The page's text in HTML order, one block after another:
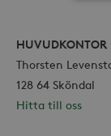
HUVUDKONTOR
Thorsten
128 64 Sköndal
Hitta till oss